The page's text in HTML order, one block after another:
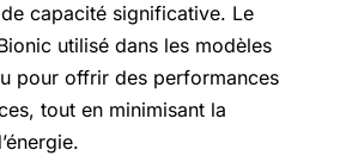
capacité significative. Le
utilisé dans les modèles
pour offrir des performances
tout en minimisant la